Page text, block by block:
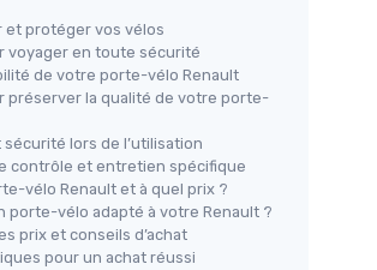
des véhicules
Charge max 50 kg : capacité pour 4
: accès facile au coffre sans
les vélos
et désinstallation
4,4/5 — 218 avis
et protéger vos vélos
voyager en toute sécurité
de votre porte-vélo Renault
préserver la qualité de votre porte-
lors de l’utilisation
contrôle et entretien spécifique
vélo Renault et à quel prix ?
porte-vélo adapté à votre Renault ?
prix et conseils d’achat
pour un achat réussi